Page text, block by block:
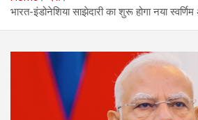
भारत-इंडोनेशिया साझेदारी का शुरू होगा नया स्वर्णिम